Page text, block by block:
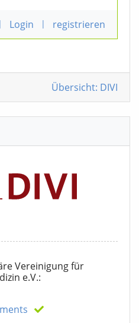
| Login | registrieren
Übersicht: DIVI
Vereinigung für
e.V.: